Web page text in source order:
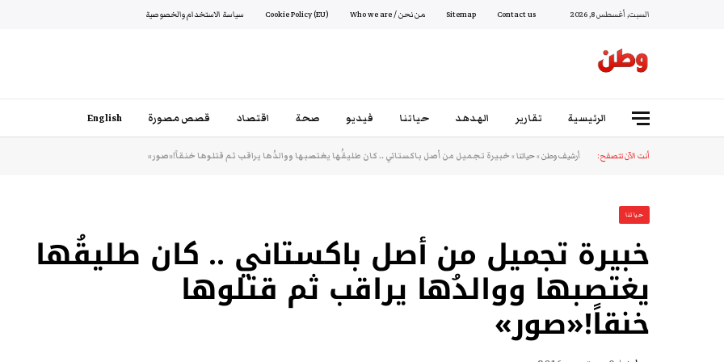
السبت, أغسطس 8, 2026 Contact us
Sitemap من نحن / Who we are Cookie Policy (EU) سياسة الاستخدام والخصوصية
الرئيسية تقارير الهدهد حياتنا فيديو صحة اقتصاد قصص مصورة English
أنت الآن تتصفح: أرشيف وطن»حياتنا»خبيرة تجميل من أصل باكستاني .. كان طليقُها يغتصبها ووالدُها يراقب ثم قتلوها خنقاً!«صور»
حياتنا
خبيرة تجميل من أصل باكستاني .. كان طليقُها
يغتصبها ووالدُها يراقب ثم قتلوها
خنقاً!«صور»